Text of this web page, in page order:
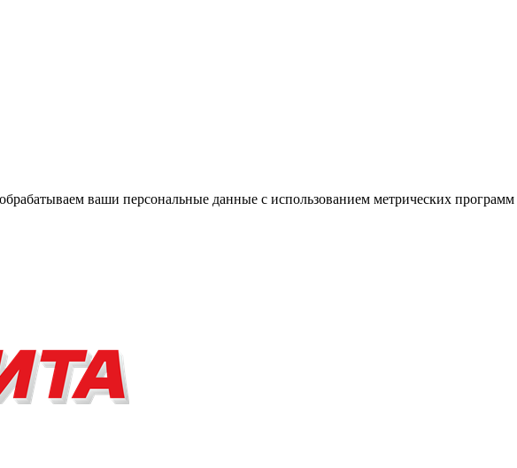
ваши персональные данные с использованием метрических программ